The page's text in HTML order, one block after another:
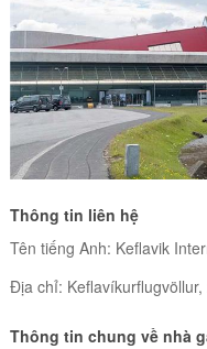
Thông tin liên hệ
Tên tiếng Anh: Keflavik
Địa chỉ:
Thông tin chung về nhà